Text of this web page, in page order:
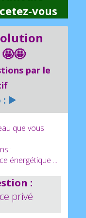
vous
par le
: ▶️
que vous
:
énergétique ...
:
privé